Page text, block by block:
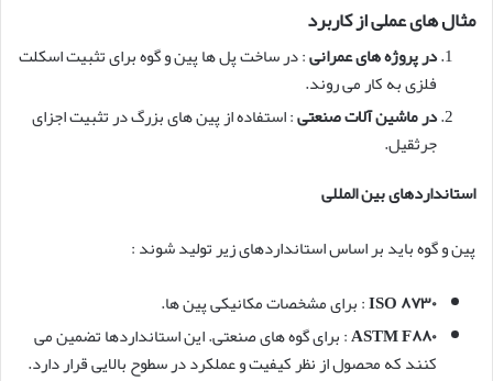
مثال های عملی از کاربرد
در پروژه های عمرانی: در ساخت پل ها پین و گوه برای تثبیت اسکلت
فلزی به کار می روند.
در ماشین آلات صنعتی: استفاده از پین های بزرگ در تثبیت اجزای
جرثقیل.
استانداردهای بین المللی
پین و گوه باید بر اساس استانداردهای زیر تولید شوند :
ISO۸۷۳۰
: برای مشخصات مکانیکی پین ها.
ASTM F۸۸۰
: برای گوه های صنعتی. این استانداردها تضمین می
کنند که محصول از نظر کیفیت و عملکرد در سطوح بالایی قرار دارد.